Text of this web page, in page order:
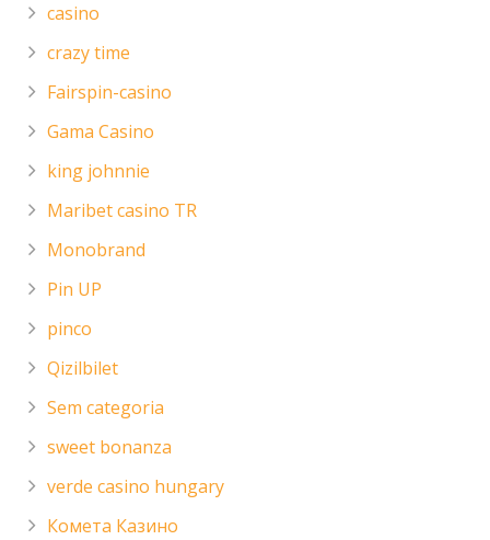
casino
crazy time
Fairspin-casino
Gama Casino
king johnnie
Maribet casino TR
Monobrand
Pin UP
pinco
Qizilbilet
Sem categoria
sweet bonanza
verde casino hungary
Комета Казино